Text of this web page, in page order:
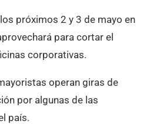
próximos 2 y 3 de mayo en
para cortar el
corporativas.
operan giras de
por algunas de las
país.